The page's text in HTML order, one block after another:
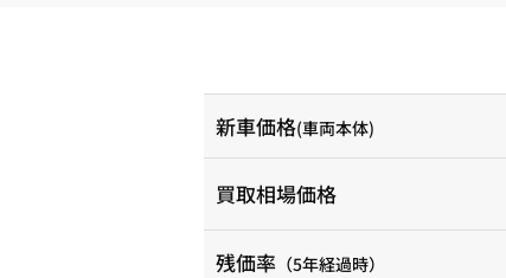
新車価格(車両本体)
買取相場価格
残価率 （5年経過時）